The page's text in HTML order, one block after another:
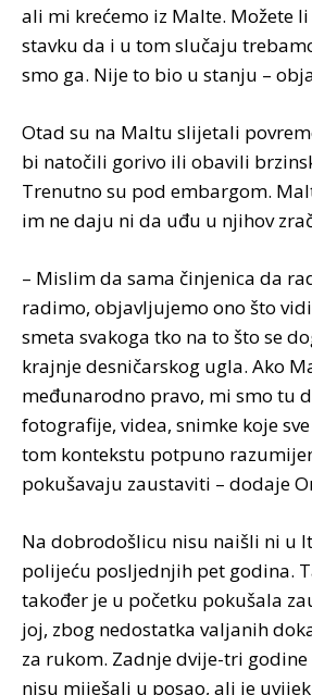
ali mi krećemo iz Malte. Možete
stavku da i u tom slučaju
smo ga. Nije to bio u stanju –
Otad su na Maltu slijetali
bi natočili gorivo ili obavili
Trenutno su pod embargom.
im ne daju ni da uđu u njihov
– Mislim da sama činjenica da
radimo, objavljujemo ono što
smeta svakoga tko na to što se
krajnje desničarskog ugla. Ako
međunarodno pravo, mi smo tu
fotografije, videa, snimke koje
tom kontekstu potpuno
pokušavaju zaustaviti – dodaje
Na dobrodošlicu nisu naišli ni u
polijeću posljednjih pet godina.
također je u početku pokušala
joj, zbog nedostatka valjanih
za rukom. Zadnje dvije-tri
nisu miješali u posao, ali je